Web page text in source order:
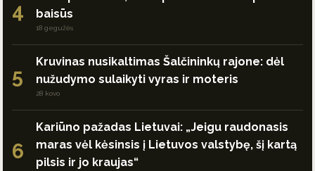
4
baisūs
18 gegužės
5
Kruvinas nusikaltimas Šalčininkų rajone: dėl
nužudymo sulaikyti vyras ir moteris
28 kovo
6
Kariūno pažadas Lietuvai: „Jeigu raudonasis
maras vėl kėsinsis į Lietuvos valstybę, šį kartą
pilsis ir jo kraujas“